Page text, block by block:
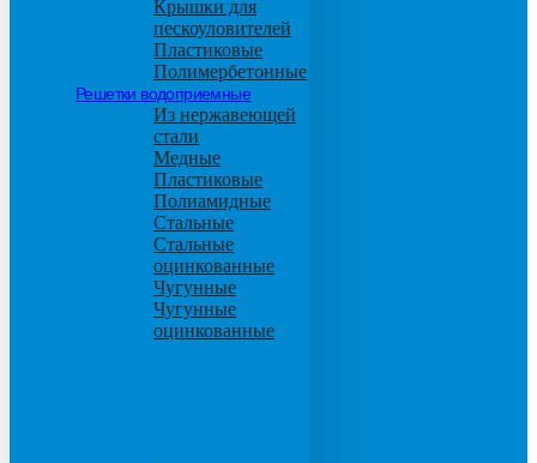
Крышки для
пескоуловителей
Пластиковые
Полимербетонные
Решетки водоприемные
Из нержавеющей
стали
Медные
Пластиковые
Полиамидные
Стальные
Стальные
оцинкованные
Чугунные
Чугунные
оцинкованные